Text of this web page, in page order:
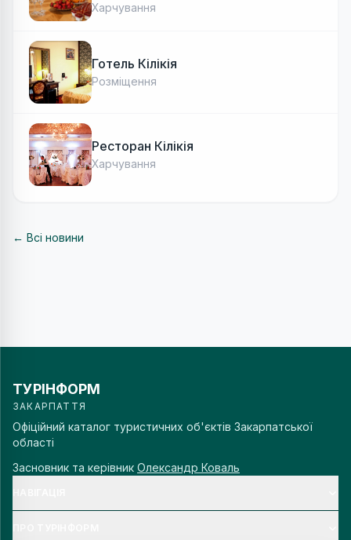
Харчування
Готель Кілікія
Розміщення
Ресторан Кілікія
Харчування
← Всі новини
ТУРІНФОРМ
ЗАКАРПАТТЯ
Офіційний каталог туристичних об'єктів Закарпатської
області
Засновник та керівник Олександр Коваль